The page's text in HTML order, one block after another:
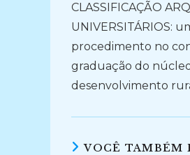
artigos
CLASSIFICAÇÃO
UNIVERSITÁRIOS:
procedimento no
graduação do
desenvolvimento
VOCÊ TAMBÉM